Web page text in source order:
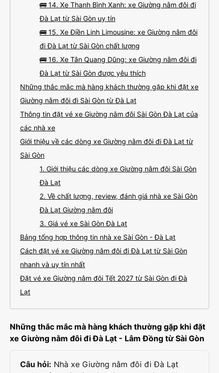
🚌 14. Xe Thanh Bình Xanh: xe Giường nằm đôi đi
Đà Lạt từ Sài Gòn uy tín
🚌 15. Xe Điền Linh Limousine: xe Giường nằm đôi
đi Đà Lạt từ Sài Gòn chất lượng
🚌 16. Xe Tân Quang Dũng: xe Giường nằm đôi đi
Đà Lạt từ Sài Gòn được yêu thích
Những thắc mắc mà hàng khách thường gặp khi đặt xe
Giường nằm đôi đi Sài Gòn từ Đà Lạt
Thông tin đặt vé xe Giường nằm đôi Sài Gòn Đà Lạt của
các nhà xe
Giới thiệu về các dòng xe Giường nằm đôi đi Đà Lạt từ
Sài Gòn
1. Giới thiệu các dòng xe Giường nằm đôi Sài Gòn
Đà Lạt
2. Về chất lượng, review, đánh giá nhà xe Sài Gòn
Đà Lạt Giường nằm đôi
3. Giá vé xe Sài Gòn Đà Lạt
Bảng tổng hợp thông tin nhà xe Sài Gòn - Đà Lạt
Cách đặt vé xe Giường nằm đôi đi Đà Lạt từ Sài Gòn
nhanh và uy tín nhất
Đặt vé xe Giường nằm đôi Tết 2027 từ Sài Gòn đi Đà
Lạt
Những thắc mắc mà hàng khách thường gặp khi đặt
xe Giường nằm đôi đi Đà Lạt - Lâm Đồng từ Sài Gòn
Câu hỏi: Nhà xe Giường nằm đôi đi Đà Lạt